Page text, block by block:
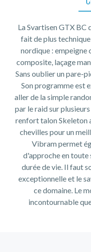
La Svartisen GTX BC
fait de plus
nordique : empeigne
composite, laçage
Sans oublier un pare-
Son programme est
aller de la simple
par le raid sur
renfort talon Skeleton
chevilles pour un
Vibram permet
d'approche en toute
durée de vie. Il faut
exceptionnelle et le
ce domaine. Le
incontournable